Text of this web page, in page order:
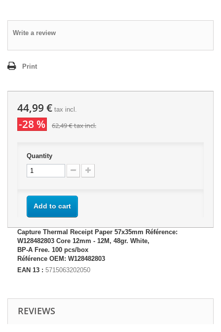
Write a review
Print
44,99 € tax incl.
-28 % 62,49 €tax incl.
Quantity
Add to cart
Capture Thermal Receipt Paper 57x35mm Référence:
W128482803 Core 12mm - 12M, 48gr. White,
BP-A Free. 100 pcs/box
Référence OEM: W128482803
EAN 13 : 5715063202050
REVIEWS